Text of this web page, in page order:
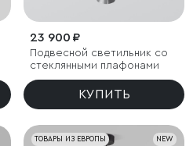
23 900 ₽
Подвесной светильник со
стеклянными плафонами
КУПИТЬ
NEW
ТОВАРЫ ИЗ ЕВРОПЫ